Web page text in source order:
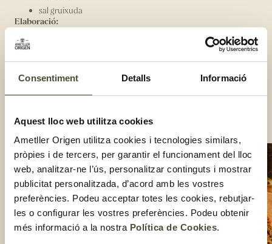
Consentiment Detalls Informació
Aquest lloc web utilitza cookies
Ametller Origen utilitza cookies i tecnologies similars,
pròpies i de tercers, per garantir el funcionament del lloc
web, analitzar-ne l’ús, personalitzar continguts i mostrar
publicitat personalitzada, d’acord amb les vostres
preferències. Podeu acceptar totes les cookies, rebutjar-
les o configurar les vostres preferències. Podeu obtenir
més informació a la nostra Política de Cookies.
sal gruixuda
Elaboració:
Aixafa els plàtans amb una forquilla i afegeix els ous. Barreja-
Afegeix a la barreja tots els altres ingredients de mica en
mica.
Compartir: